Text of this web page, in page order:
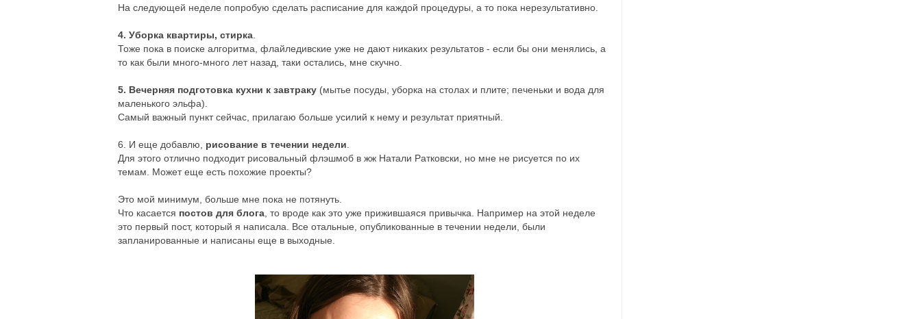
На следующей неделе попробую сделать расписание для каждой процедуры, а то пока нерезультативно.
4. Уборка квартиры, стирка
Тоже пока в поиске алгоритма, флайледивские уже не дают никаких результатов - если бы они менялись, а
то как были много-много лет назад, таки остались, мне скучно.
5. Вечерняя подготовка кухни к завтраку (мытье посуды, уборка на столах и плите; печеньки и вода для
маленького эльфа).
Самый важный пункт сейчас, прилагаю больше усилий к нему и результат приятный.
6. И еще добавлю, рисование в течении недели
Для этого отлично подходит рисовальный флэшмоб в жж Натали Ратковски, но мне не рисуется по их
темам. Может еще есть похожие проекты?
Это мой минимум, больше мне пока не потянуть.
Что касается постов для блога , то вроде как это уже прижившаяся привычка. Например на этой неделе
это первый пост, который я написала. Все отальные, опубликованные в течении недели, были
запланированные и написаны еще в выходные.